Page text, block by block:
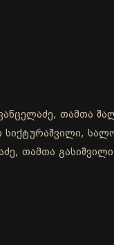
თამთა
სიქტურაშვილი,
თამთა